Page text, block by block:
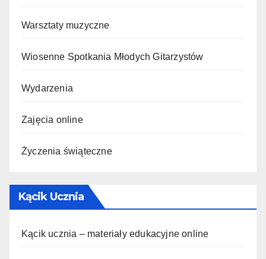
Warsztaty muzyczne
Wiosenne Spotkania Młodych Gitarzystów
Wydarzenia
Zajęcia online
Życzenia świąteczne
Kącik Ucznia
Kącik ucznia – materiały edukacyjne online